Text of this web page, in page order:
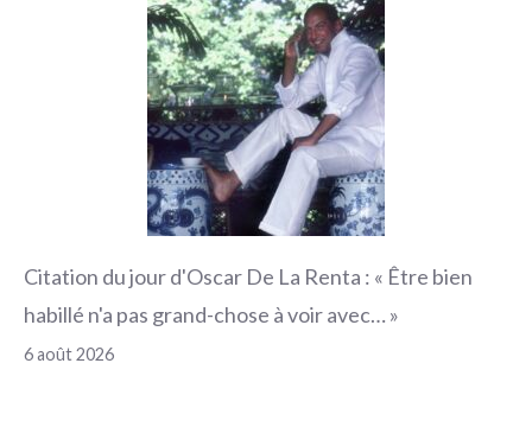
Citation du jour d'Oscar De La Renta : « Être bien
habillé n'a pas grand-chose à voir avec… »
6 août 2026